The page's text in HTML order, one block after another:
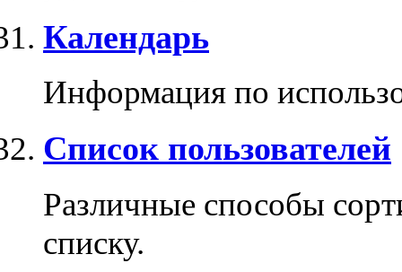
Календарь
Информация по
Список пользователей
Различные способы
списку.